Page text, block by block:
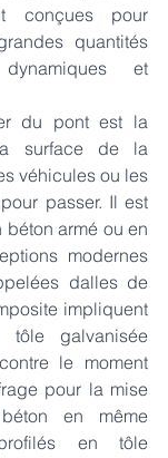
conçues pour
quantités
et
du pont est la
surface de la
véhicules ou les
passer. Il est
béton armé ou en
modernes
dalles de
impliquent
galvanisée
le moment
pour la mise
en même
en tôle